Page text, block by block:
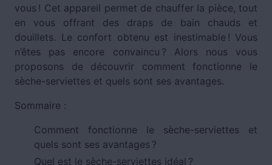
vous ! Cet appareil permet de chauffer la pièce, tout
en vous offrant des draps de bain chauds et
douillets. Le confort obtenu est inestimable ! Vous
n’êtes pas encore convaincu ? Alors nous vous
proposons de découvrir comment fonctionne le
sèche-serviettes et quels sont ses avantages.
Sommaire :
Comment fonctionne le sèche-serviettes et
quels sont ses avantages ?
Quel est le sèche-serviettes idéal ?